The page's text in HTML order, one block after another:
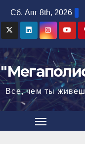
Сб. Авг 8th, 2026
Все, чем ты